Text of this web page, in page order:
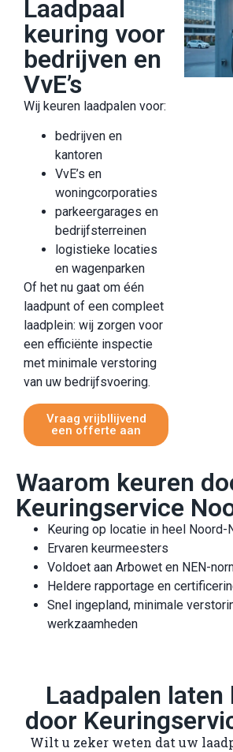
Laadpaal
keuring voor
bedrijven en
VvE’s
Wij keuren laadpalen voor:
bedrijven en
kantoren
VvE’s en
woningcorporaties
parkeergarages en
bedrijfsterreinen
logistieke locaties
en wagenparken
Of het nu gaat om één
laadpunt of een compleet
laadplein: wij zorgen voor
een efficiënte inspectie
met minimale verstoring
van uw bedrijfsvoering.
Vraag vrijbllijvend
een offerte aan
Waarom keuren
Keuringservice
Keuring op locatie in heel Noord-
Ervaren keurmeesters
Voldoet aan Arbowet en NEN-
Heldere rapportage en
Snel ingepland, minimale
werkzaamheden
Laadpalen laten
door
Wilt u zeker weten dat uw